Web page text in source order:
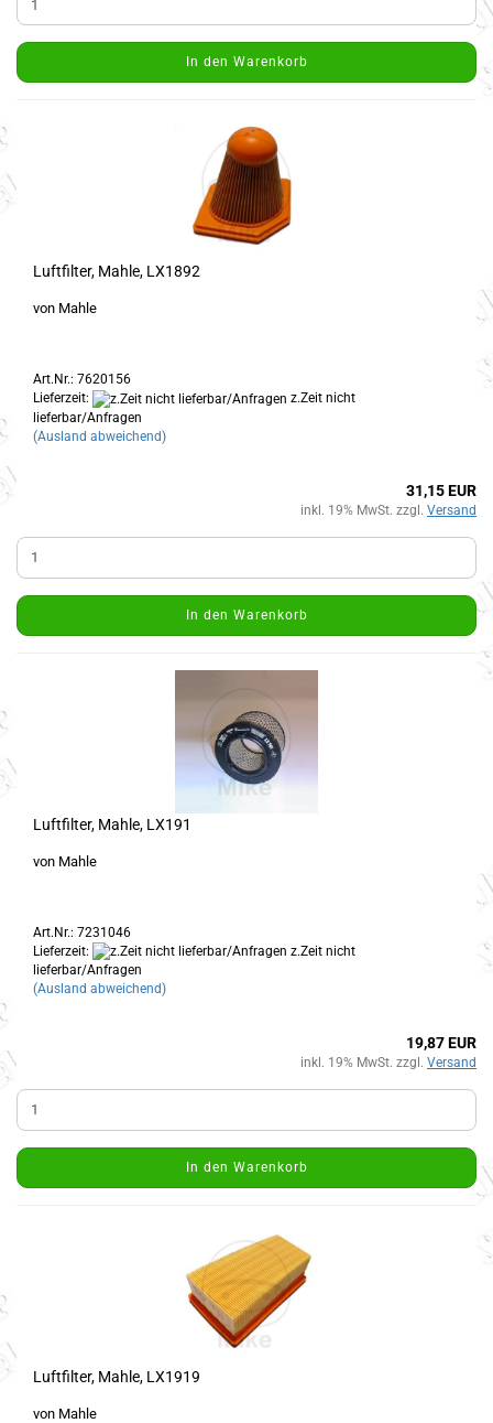
In den Warenkorb
Luftfilter, Mahle, LX1892
von Mahle
Art.Nr.: 7620156
Lieferzeit:
z.Zeit nicht
lieferbar/Anfragen
(Ausland abweichend)
31,15 EUR
inkl. 19% MwSt. zzgl. Versand
In den Warenkorb
Luftfilter, Mahle, LX191
von Mahle
Art.Nr.: 7231046
Lieferzeit:
z.Zeit nicht
lieferbar/Anfragen
(Ausland abweichend)
19,87 EUR
inkl. 19% MwSt. zzgl. Versand
In den Warenkorb
Luftfilter, Mahle, LX1919
von Mahle